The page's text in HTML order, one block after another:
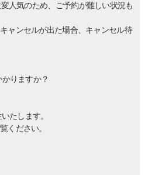
人気のため、ご予約が難しい状況も
ャンセルが出た場合、キャンセル待
りますか？
たします。
ください。